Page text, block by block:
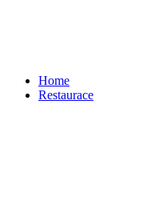
Home
Restaurace